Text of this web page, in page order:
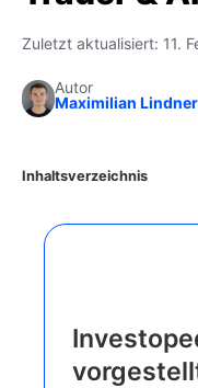
Zuletzt aktualisiert: 11.
Autor
Maximilian Lindner
Inhaltsverzeichnis